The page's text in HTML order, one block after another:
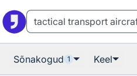
Sõnakogud 1 Keel